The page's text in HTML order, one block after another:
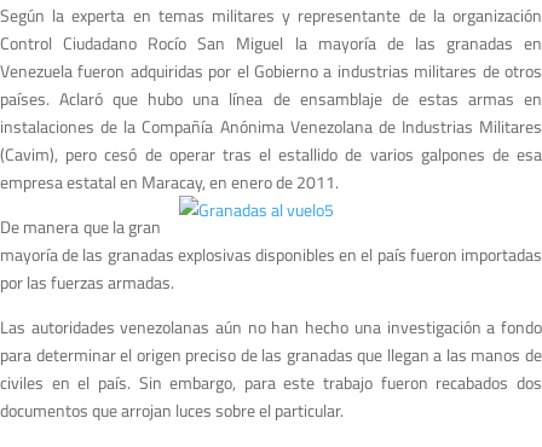
Según la experta en temas militares y representante de la organización
Control Ciudadano Rocío San Miguel la mayoría de las granadas en
Venezuela fueron adquiridas por el Gobierno a industrias militares de otros
países. Aclaró que hubo una línea de ensamblaje de estas armas en
instalaciones de la Compañía Anónima Venezolana de Industrias Militares
(Cavim), pero cesó de operar tras el estallido de varios galpones de esa
empresa estatal en Maracay, en enero de 2011.
De manera que la gran
mayoría de las granadas explosivas disponibles en el país fueron importadas
por las fuerzas armadas.
Las autoridades venezolanas aún no han hecho una investigación a fondo
para determinar el origen preciso de las granadas que llegan a las manos de
civiles en el país. Sin embargo, para este trabajo fueron recabados dos
documentos que arrojan luces sobre el particular.